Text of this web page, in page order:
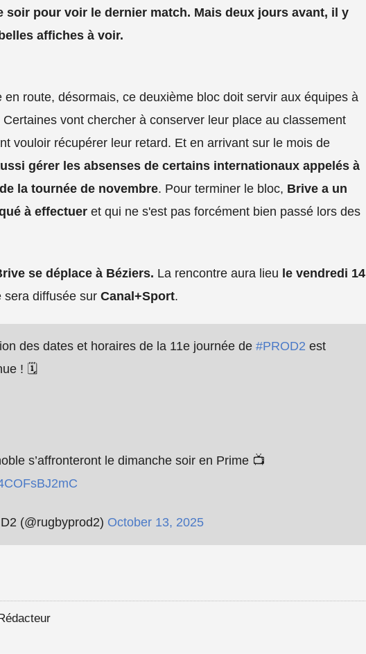
soir pour voir le dernier match. Mais deux jours avant, il y
affiches à voir.
en route, désormais, ce deuxième bloc doit servir aux équipes à
vont chercher à conserver leur place au classement
vouloir récupérer leur retard. Et en arrivant sur le mois de
gérer les absenses de certains internationaux appelés à
la tournée de novembre. Pour terminer le bloc, Brive a un
à effectuer et qui ne s'est pas forcément bien passé lors des
se déplace à Béziers. La rencontre aura lieu le vendredi 14
sera diffusée sur Canal+Sport.
des dates et horaires de la 11e journée de #PROD2 est
! 🗓️
s’affronteront le dimanche soir en Prime 📺
(@rugbyprod2) October 13, 2025